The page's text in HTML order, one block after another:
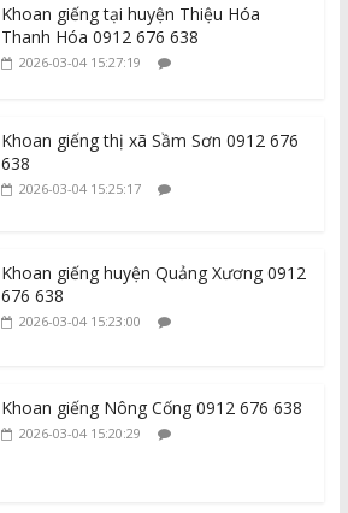
Khoan giếng tại huyện Thiệu Hóa
Thanh Hóa 0912 676 638
2026-03-04 15:27:19
Khoan giếng thị xã Sầm Sơn 0912 676
638
2026-03-04 15:25:17
Khoan giếng huyện Quảng Xương 0912
676 638
2026-03-04 15:23:00
Khoan giếng Nông Cống 0912 676 638
2026-03-04 15:20:29